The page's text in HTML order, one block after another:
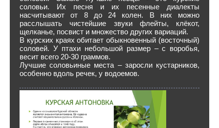
соловьи. Их песня и их песенные диалекты
насчитывают от 8 до 24 колен. В них можно
расслышать чистейшие звуки флейты, клёкот,
щелканье, посвист и множество других вариаций.
В курских краях обитает обыкновенный (восточный)
соловей. У птахи небольшой размер – с воробья,
весит всего 20-30 граммов.
Лучшие соловьиные места – заросли кустарников,
особенно вдоль речек, у водоемов.